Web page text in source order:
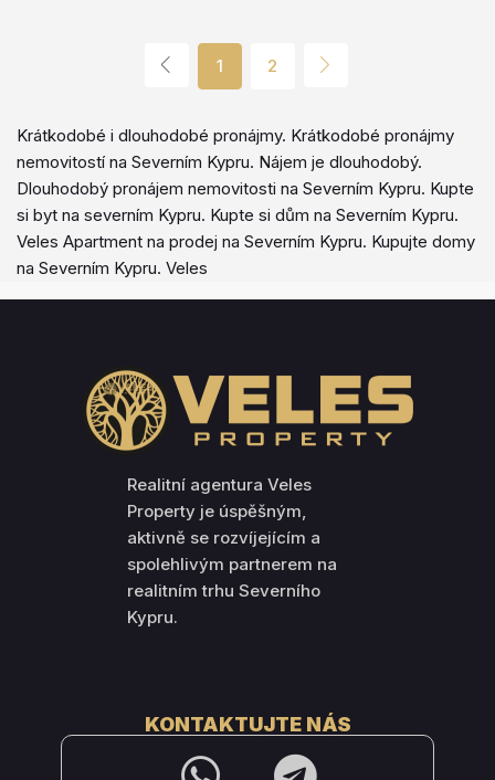
1 2
Krátkodobé i dlouhodobé pronájmy. Krátkodobé pronájmy
nemovitostí na Severním Kypru. Nájem je dlouhodobý.
Dlouhodobý pronájem nemovitosti na Severním Kypru. Kupte
si byt na severním Kypru. Kupte si dům na Severním Kypru.
Veles Apartment na prodej na Severním Kypru. Kupujte domy
na Severním Kypru. Veles
Realitní agentura Veles
Property je úspěšným,
aktivně se rozvíjejícím a
spolehlivým partnerem na
realitním trhu Severního
Kypru.
KONTAKTUJTE NÁS